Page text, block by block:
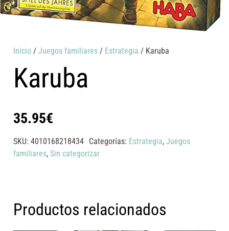
Inicio /Juegos familiares / Estrategia / Karuba
Karuba
35.95€
SKU:4010168218434 Categorías: Estrategia, Juegos
familiares,Sin categorizar
Productos relacionados